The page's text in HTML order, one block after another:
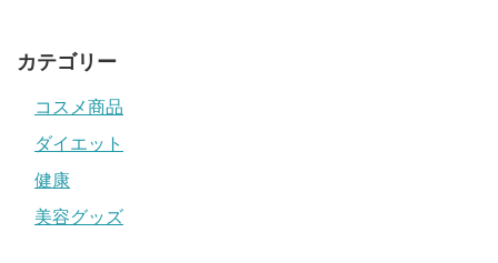
カテゴリー
コスメ商品
ダイエット
健康
美容グッズ